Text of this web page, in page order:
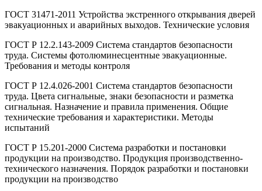
ГОСТ 31471-2011 Устройства экстренного открывания дверей
эвакуационных и аварийных выходов. Технические условия
ГОСТ Р 12.2.143-2009 Система стандартов безопасности
труда. Системы фотолюминесцентные эвакуационные.
Требования и методы контроля
ГОСТ Р 12.4.026-2001 Система стандартов безопасности
труда. Цвета сигнальные, знаки безопасности и разметка
сигнальная. Назначение и правила применения. Общие
технические требования и характеристики. Методы
испытаний
ГОСТ Р 15.201-2000 Система разработки и постановки
продукции на производство. Продукция производственно-
технического назначения. Порядок разработки и постановки
продукции на производство